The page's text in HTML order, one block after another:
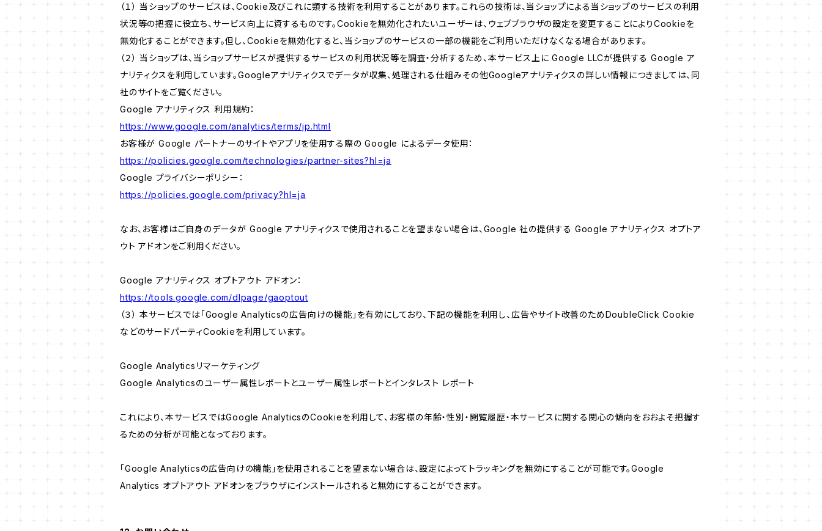
（１） 当ショップのサービスは、Cookie及びこれに類する技術を利用することがあります。これらの技術は、当ショップによる当ショップのサービスの利用
状況等の把握に役立ち、サービス向上に資するものです。Cookieを無効化されたいユーザーは、ウェブブラウザの設定を変更することによりCookieを
無効化することができます。但し、Cookieを無効化すると、当ショップのサービスの一部の機能をご利用いただけなくなる場合があります。
（２） 当ショップは、当ショップサービスが提供するサービスの利用状況等を調査・分析するため、本サービス上に Google LLCが提供する Google ア
ナリティクスを利用しています。Googleアナリティクスでデータが収集、処理される仕組みその他Googleアナリティクスの詳しい情報につきましては、同
社のサイトをご覧ください。
Google アナリティクス 利用規約：
https://www.google.com/analytics/terms/jp.html
お客様が Google パートナーのサイトやアプリを使用する際の Google によるデータ使用：
https://policies.google.com/technologies/partner-sites?hl=ja
Google プライバシーポリシー：
https://policies.google.com/privacy?hl=ja
なお、お客様はご自身のデータが Google アナリティクスで使用されることを望まない場合は、Google 社の提供する Google アナリティクス オプトア
ウト アドオンをご利用ください。
Google アナリティクス オプトアウト アドオン：
https://tools.google.com/dlpage/gaoptout
（３） 本サービスでは「Google Analyticsの広告向けの機能」を有効にしており、下記の機能を利用し、広告やサイト改善のためDoubleClick Cookie
などのサードパーティCookieを利用しています。
Google Analyticsリマーケティング
Google Analyticsのユーザー属性レポートとユーザー属性レポートとインタレスト レポート
これにより、本サービスではGoogle AnalyticsのCookieを利用して、お客様の年齢・性別・閲覧履歴・本サービスに関する関心の傾向をおおよそ把握す
るための分析が可能となっております。
「Google Analyticsの広告向けの機能」を使用されることを望まない場合は、設定によってトラッキングを無効にすることが可能です。Google
Analytics オプトアウト アドオンをブラウザにインストールされると無効にすることができます。